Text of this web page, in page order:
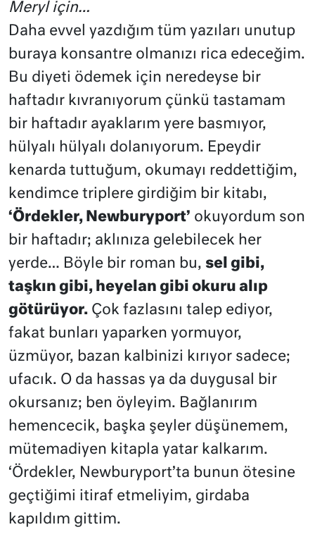
Meryl için…
Daha evvel yazdığım tüm yazıları unutup
buraya konsantre olmanızı rica edeceğim.
Bu diyeti ödemek için neredeyse bir
haftadır kıvranıyorum çünkü tastamam
bir haftadır ayaklarım yere basmıyor,
hülyalı hülyalı dolanıyorum. Epeydir
kenarda tuttuğum, okumayı reddettiğim,
kendimce triplere girdiğim bir kitabı,
‘Ördekler, Newburyport’ okuyordum son
bir haftadır; aklınıza gelebilecek her
yerde… Böyle bir roman bu, sel gibi,
taşkın gibi, heyelan gibi okuru alıp
götürüyor. Çok fazlasını talep ediyor,
fakat bunları yaparken yormuyor,
üzmüyor, bazan kalbinizi kırıyor sadece;
ufacık. O da hassas ya da duygusal bir
okursanız; ben öyleyim. Bağlanırım
hemencecik, başka şeyler düşünemem,
mütemadiyen kitapla yatar kalkarım.
‘Ördekler, Newburyport’ta bunun ötesine
geçtiğimi itiraf etmeliyim, girdaba
kapıldım gittim.